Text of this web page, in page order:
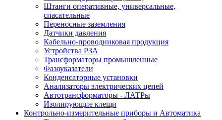
Штанги оперативные, универсальные,
спасательные
Переносные заземления
Датчики давления
Кабельно-проводниковая продукция
Устройства РЗА
Трансформаторы промышленные
Фазоуказатели
Конденсаторные установки
Анализаторы электрических цепей
Автотрансформаторы - ЛАТРы
Изолирующие клещи
Контрольно-измерительные приборы и Автоматика